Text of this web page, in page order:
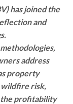
has joined the
and
address
property
wildfire risk,
the profitability